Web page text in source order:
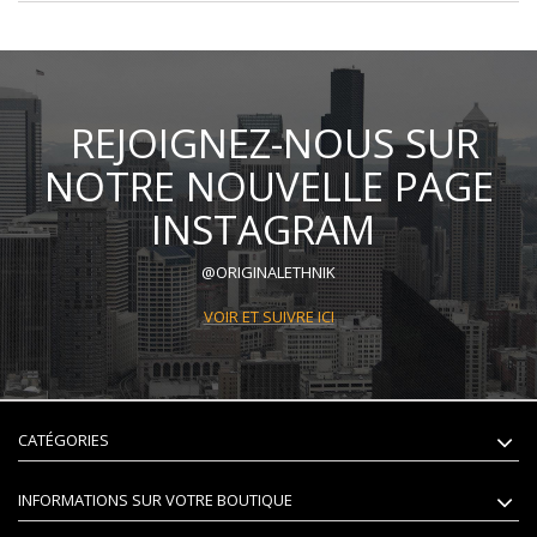
REJOIGNEZ-NOUS SUR
NOTRE NOUVELLE PAGE
INSTAGRAM
@ORIGINALETHNIK
VOIR ET SUIVRE ICI
CATÉGORIES
INFORMATIONS SUR VOTRE BOUTIQUE